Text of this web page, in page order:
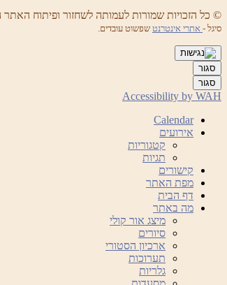
© כל הזכויות שמורות לעמותה לשחזור ופיתוח
סיגל - אתרי אינטרנט שפשוט עובדים.
סגור
סגור
Accessibility by WAH
Calendar
אירועים
קטגוריות
תגיות
קישורים
מפת האתר
דף הבית
מה באתר
מיצג אור קולי
סיורים
ארכיון הסטורי
תערוכות
גלריות